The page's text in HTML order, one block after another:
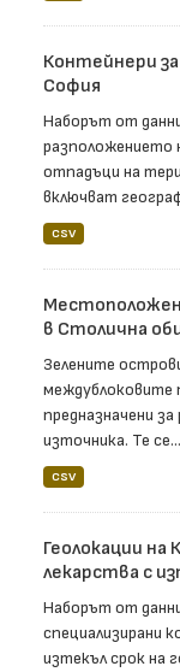
Контейнери
София
Наборът от
разположението
отпадъци на
включват
CSV
в Столична
Зелените
междублоковите
предназначени
източника. Те се...
CSV
Геолокации на
лекарства с
Наборът от
специализирани
изтекъл срок на